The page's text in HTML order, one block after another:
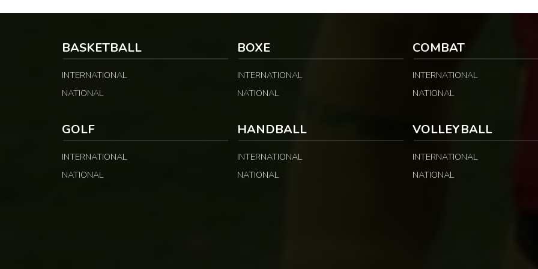
BASKETBALL
INTERNATIONAL
NATIONAL
BOXE
INTERNATIONAL
NATIONAL
COMBAT
INTERNATIONAL
NATIONAL
GOLF
INTERNATIONAL
NATIONAL
HANDBALL
INTERNATIONAL
NATIONAL
VOLLEYBALL
INTERNATIONAL
NATIONAL